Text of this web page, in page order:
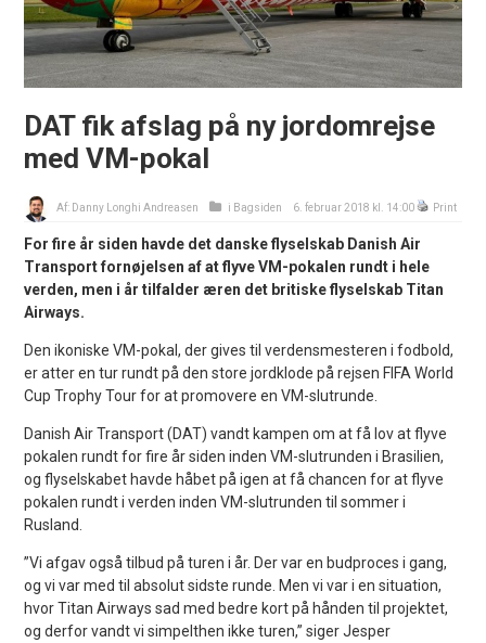
DAT fik afslag på ny jordomrejse
med VM-pokal
Af: Danny Longhi Andreasen i Bagsiden 6. februar 2018 kl. 14:00 Print
For fire år siden havde det danske flyselskab Danish Air
Transport fornøjelsen af at flyve VM-pokalen rundt i hele
verden, men i år tilfalder æren det britiske flyselskab Titan
Airways.
Den ikoniske VM-pokal, der gives til verdensmesteren i fodbold,
er atter en tur rundt på den store jordklode på rejsen FIFA World
Cup Trophy Tour for at promovere en VM-slutrunde.
Danish Air Transport (DAT) vandt kampen om at få lov at flyve
pokalen rundt for fire år siden inden VM-slutrunden i Brasilien,
og flyselskabet havde håbet på igen at få chancen for at flyve
pokalen rundt i verden inden VM-slutrunden til sommer i
Rusland.
”Vi afgav også tilbud på turen i år. Der var en budproces i gang,
og vi var med til absolut sidste runde. Men vi var i en situation,
hvor Titan Airways sad med bedre kort på hånden til projektet,
og derfor vandt vi simpelthen ikke turen,” siger Jesper